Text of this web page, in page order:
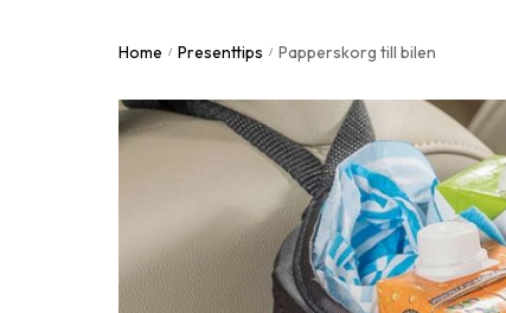
Home / Presenttips / Papperskorg till bilen